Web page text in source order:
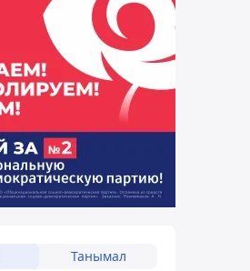
Танымал